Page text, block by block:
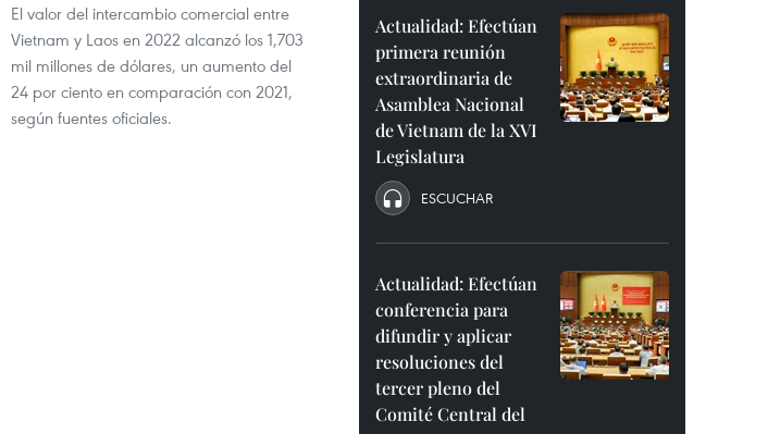
El valor del intercambio comercial entre
Vietnam y Laos en 2022 alcanzó los 1,703
mil millones de dólares, un aumento del
24 por ciento en comparación con 2021,
según fuentes oficiales.
Actualidad: Efectúan
primera reunión
extraordinaria de
Asamblea Nacional
de Vietnam de la XVI
Legislatura
ESCUCHAR
Actualidad: Efectúan
conferencia para
difundir y aplicar
resoluciones del
tercer pleno del
Comité Central del